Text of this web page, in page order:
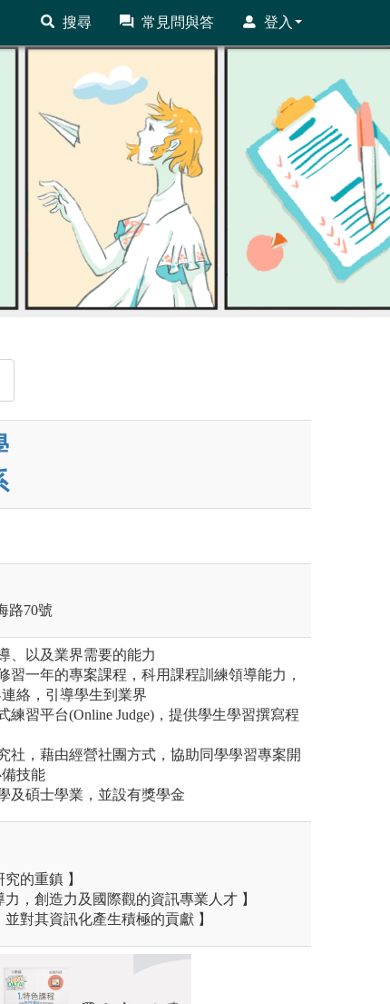
搜尋 常見問與答 登入
路70號
、以及業界需要的能力
習一年的專案課程，科用課程訓練領導能力，
絡，引導學生到業界
練習平台(Online Judge)，提供學生學習撰寫程
社，藉由經營社團方式，協助同學學習專案開
技能
及碩士學業，並設有獎學金
的重鎮 】
力，創造力及國際觀的資訊專業人才 】
並對其資訊化產生積極的貢獻 】